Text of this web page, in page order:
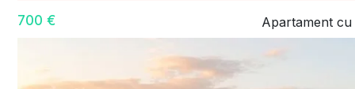
700 € Apartament